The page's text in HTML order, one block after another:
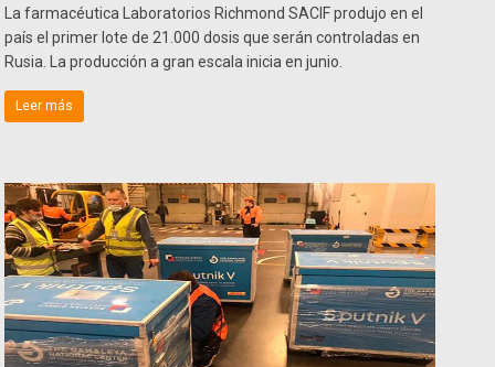
La farmacéutica Laboratorios Richmond SACIF produjo en el
país el primer lote de 21.000 dosis que serán controladas en
Rusia. La producción a gran escala inicia en junio.
Leer más